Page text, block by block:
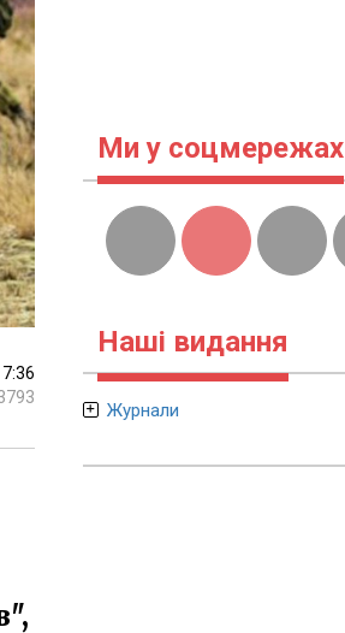
Ми у соцмережах
Наші видання
Журнали